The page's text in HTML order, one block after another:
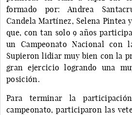
formado por: Andrea
Candela Martínez, Selena Pintea
que, con tan solo 9 años
un Campeonato Nacional con
Supieron lidiar muy bien con la
gran ejercicio logrando una
posición.
Para terminar la
campeonato, participaron las